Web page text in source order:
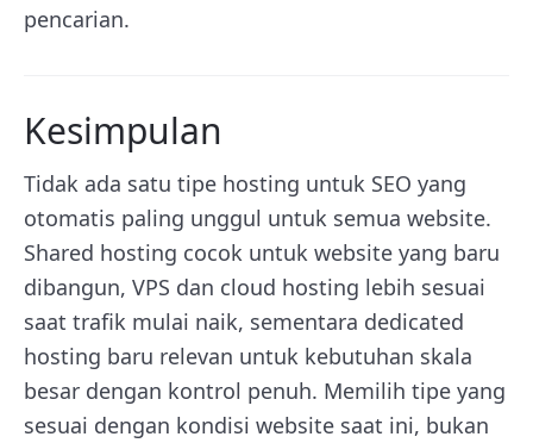
pencarian.
Kesimpulan
Tidak ada satu tipe hosting untuk SEO yang
otomatis paling unggul untuk semua website.
Shared hosting cocok untuk website yang baru
dibangun, VPS dan cloud hosting lebih sesuai
saat trafik mulai naik, sementara dedicated
hosting baru relevan untuk kebutuhan skala
besar dengan kontrol penuh. Memilih tipe yang
sesuai dengan kondisi website saat ini, bukan